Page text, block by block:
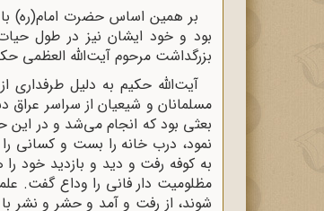
‌‌بر همین اساس حضرت امام(ره)
بود و خود ایشان نیز در طول حیات
بزرگداشت مرحوم آیت‌الله العظمی
آیت‌الله حکیم به دلیل طرفداری
مسلمانان و شیعیان از سراسر
بعثی بود که انجام می‌شد و در این
نمود، درب خانه را بست و کسانی
به کوفه رفت و دید و بازدید خود
مظلومیت دار فانی را وداع گفت.
شوند، از رفت و آمد و حشر و نشر با